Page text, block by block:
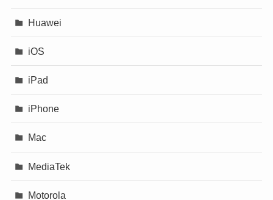
Huawei
iOS
iPad
iPhone
Mac
MediaTek
Motorola